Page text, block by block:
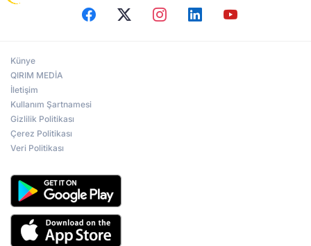
Künye
QIRIM MEDİA
İletişim
Kullanım Şartnamesi
Gizlilik Politikası
Çerez Politikası
Veri Politikası